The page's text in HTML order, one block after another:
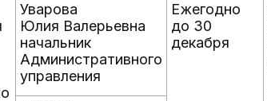
Уварова
Юлия Валерьевна
начальник
Административного
управления
Ежегодно
до 30
декабря